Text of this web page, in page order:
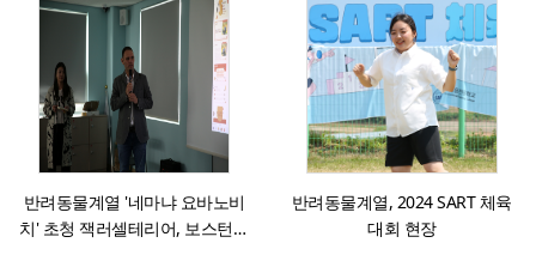
반려동물계열 '네마냐 요바노비
치' 초청 잭러셀테리어, 보스턴테
반려동물계열, 2024 SART 체육
대회 현장